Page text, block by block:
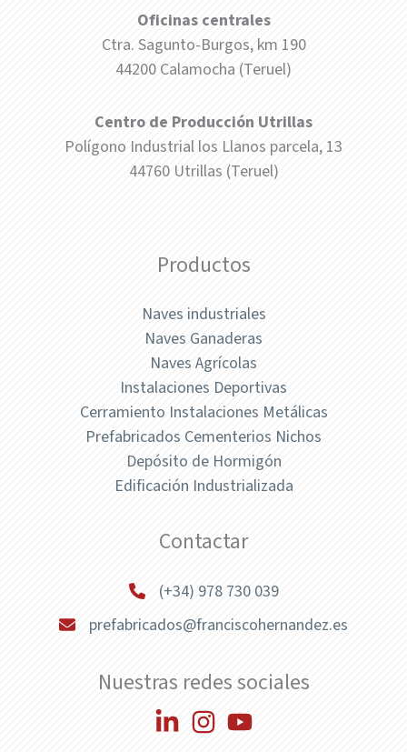
Oficinas centrales
Ctra. Sagunto-Burgos, km 190
44200 Calamocha (Teruel)
Centro de Producción Utrillas
Polígono Industrial los Llanos parcela, 13
44760 Utrillas (Teruel)
Productos
Naves industriales
Naves Ganaderas
Naves Agrícolas
Instalaciones Deportivas
Cerramiento Instalaciones Metálicas
Prefabricados Cementerios Nichos
Depósito de Hormigón
Edificación Industrializada
Contactar
(+34) 978 730 039
prefabricados@franciscohernandez.es
Nuestras redes sociales